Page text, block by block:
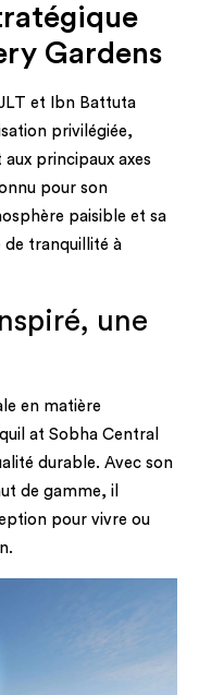
Gardens
et Ibn Battuta
privilégiée,
principaux axes
pour son
paisible et sa
de tranquillité à
une
en matière
at Sobha Central
durable. Avec son
de gamme, il
pour vivre ou